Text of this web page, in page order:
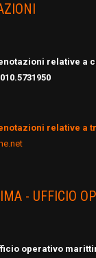
relative a
relative a
- UFFICIO
operativo